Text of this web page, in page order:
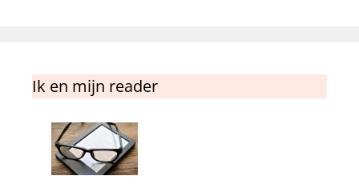
Ik en mijn reader